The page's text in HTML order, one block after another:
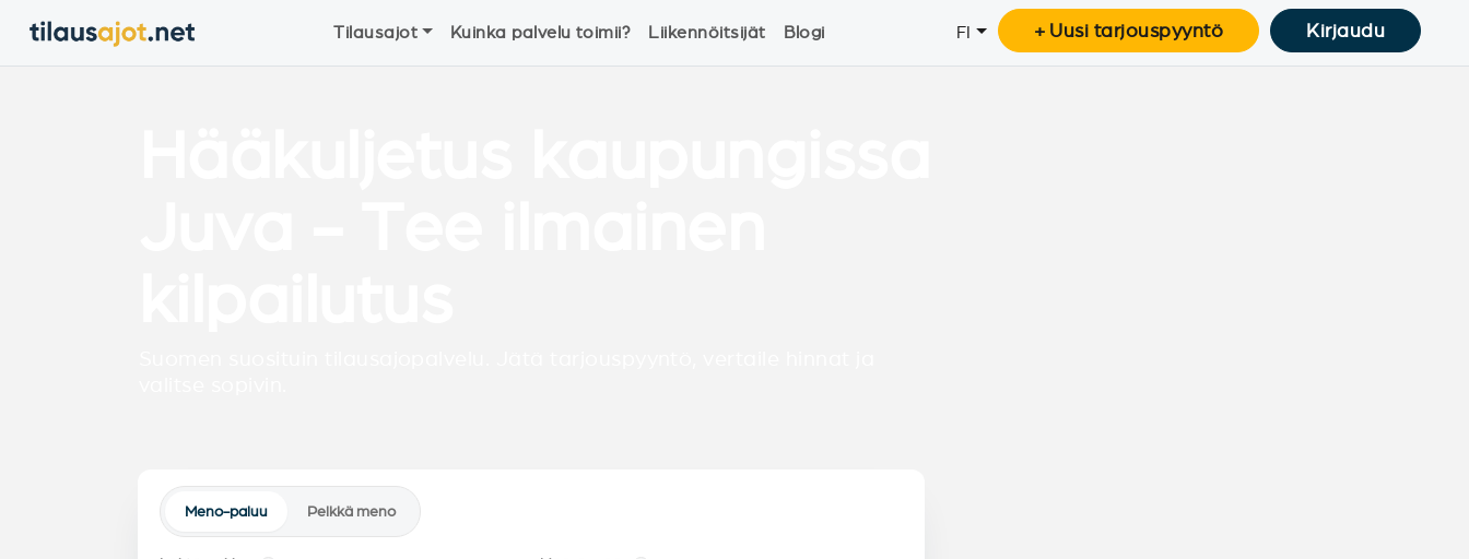
Tilausajot Kuinka palvelu toimii? Liikennöitsijät Blogi FI + Uusi tarjouspyyntö Kirjaudu
Meno-paluu Pelkkä meno